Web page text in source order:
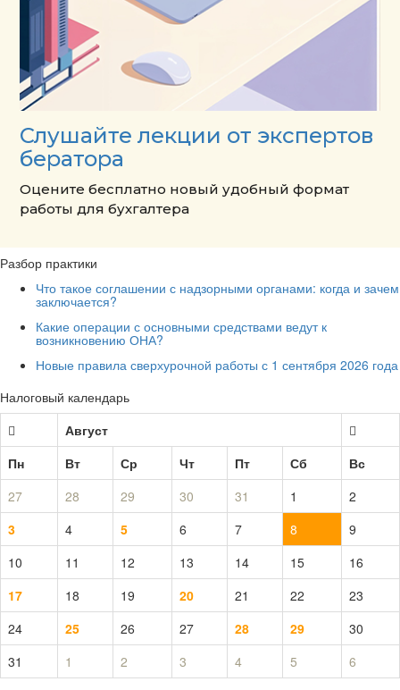
Слушайте лекции от экспертов
бератора
Оцените бесплатно новый удобный формат
работы для бухгалтера
Разбор практики
Что такое соглашении с надзорными органами: когда и зачем
заключается?
Какие операции с основными средствами ведут к
возникновению ОНА?
Новые правила сверхурочной работы с 1 сентября 2026 года
Налоговый календарь
Август
Пн
Вт Ср Чт Пт Сб
Вс
27
28 29 30 31 1
2
3
4 5 6 7 8
9
10
11 12 13 14 15
16
17
18 19 20 21 22
23
24
25 26 27 28 29
30
31
1 2 3 4 5 6